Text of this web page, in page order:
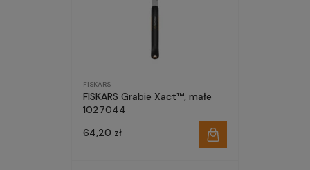
FISKARS
FISKARS Grabie Xact™, małe
1027044
64,20 zł